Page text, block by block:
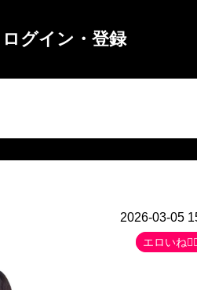
ログイン・登録
2026-03-05
エロいね